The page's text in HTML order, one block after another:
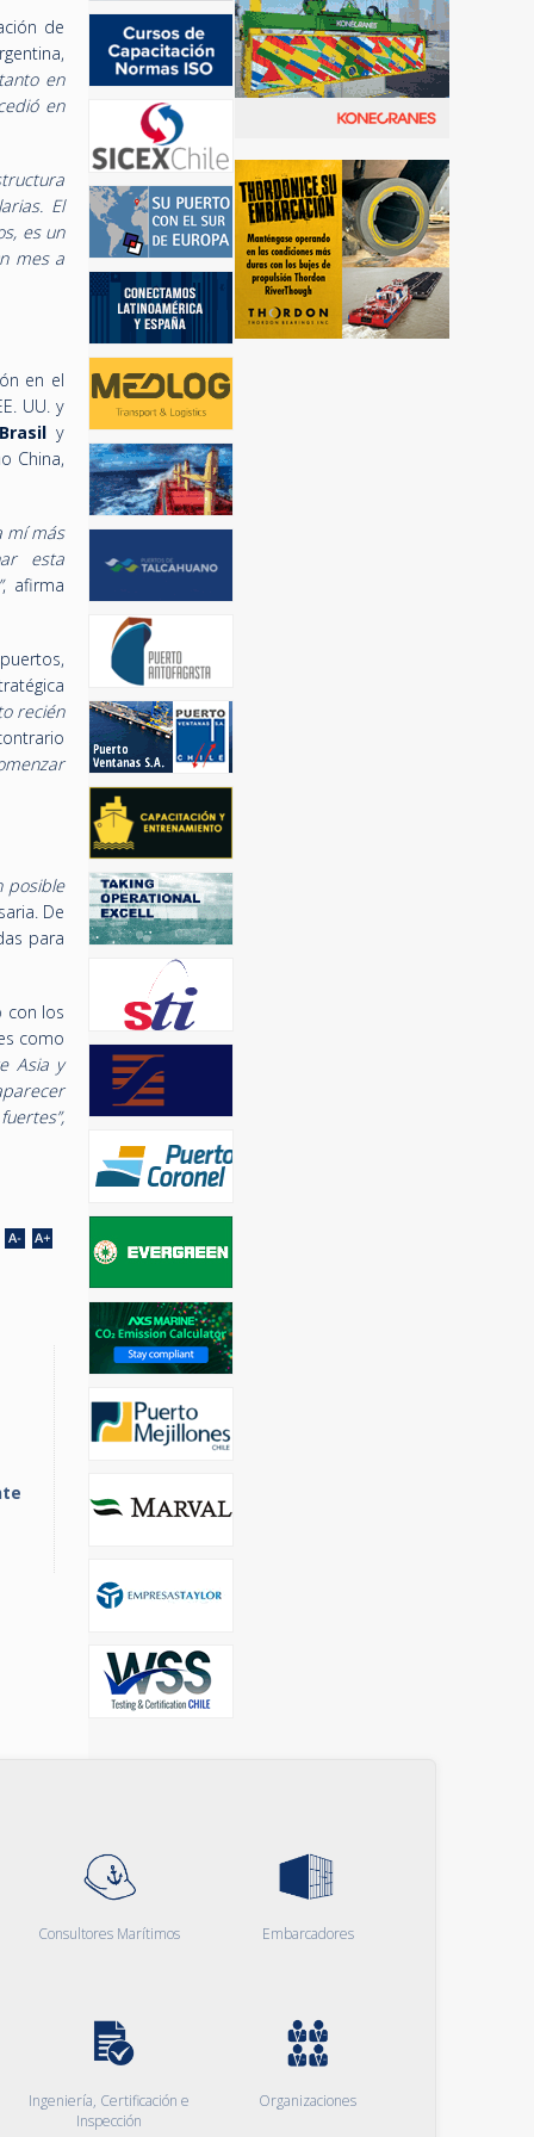
de
en
en
El
es un
mes a
en el
UU. y
Brasily
China,
mí más
esta
, afirma
recién
posible
De
para
con los
como
Asia y
Consultores Marítimos Embarcadores
Ingeniería, Certificación e
Inspección
Organizaciones